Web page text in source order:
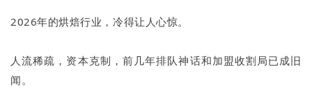
2026年的烘焙行业，冷得让人心惊。
人流稀疏，资本克制，前几年排队神话和加盟收割局已成旧
闻。